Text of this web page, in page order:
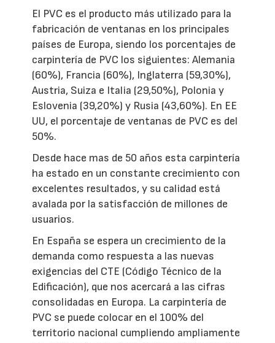
El PVC es el producto más utilizado para la
fabricación de ventanas en los principales
países de Europa, siendo los porcentajes de
carpintería de PVC los siguientes: Alemania
(60%), Francia (60%), Inglaterra (59,30%),
Austria, Suiza e Italia (29,50%), Polonia y
Eslovenia (39,20%) y Rusia (43,60%). En EE
UU, el porcentaje de ventanas de PVC es del
50%.
Desde hace mas de 50 años esta carpintería
ha estado en un constante crecimiento con
excelentes resultados, y su calidad está
avalada por la satisfacción de millones de
usuarios.
En España se espera un crecimiento de la
demanda como respuesta a las nuevas
exigencias del CTE (Código Técnico de la
Edificación), que nos acercará a las cifras
consolidadas en Europa. La carpintería de
PVC se puede colocar en el 100% del
territorio nacional cumpliendo ampliamente